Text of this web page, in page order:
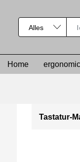
Home
Tastatur-